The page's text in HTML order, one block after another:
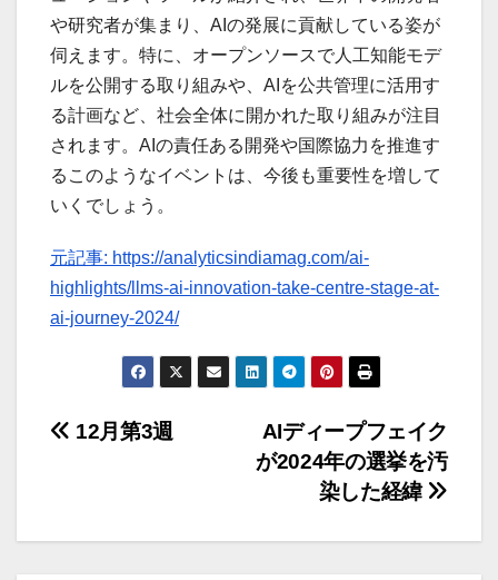
や研究者が集まり、AIの発展に貢献している姿が
伺えます。特に、オープンソースで人工知能モデ
ルを公開する取り組みや、AIを公共管理に活用す
る計画など、社会全体に開かれた取り組みが注目
されます。AIの責任ある開発や国際協力を推進す
るこのようなイベントは、今後も重要性を増して
いくでしょう。
元記事: https://analyticsindiamag.com/ai-
highlights/llms-ai-innovation-take-centre-stage-at-
ai-journey-2024/
投
ナ
AIディープフェイク
が2024年の選挙を汚
染した経緯
12月第3週